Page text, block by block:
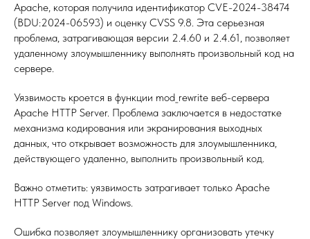
Apache, которая получила идентификатор CVE-2024-38474
(BDU:2024-06593) и оценку CVSS 9.8. Эта серьезная
проблема, затрагивающая версии 2.4.60 и 2.4.61, позволяет
удаленному злоумышленнику выполнять произвольный код на
сервере.
Уязвимость кроется в функции mod_rewrite веб-сервера
Apache HTTP Server. Проблема заключается в недостатке
механизма кодирования или экранирования выходных
данных, что открывает возможность для злоумышленника,
действующего удаленно, выполнить произвольный код.
Важно отметить: уязвимость затрагивает только Apache
HTTP Server под Windows.
Ошибка позволяет злоумышленнику организовать утечку